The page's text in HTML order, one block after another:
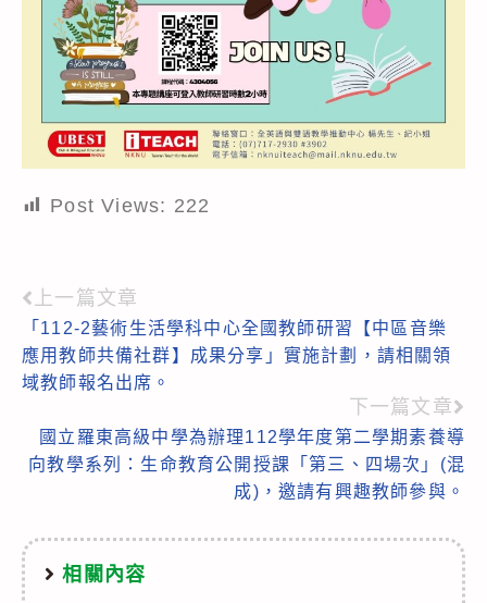
Post Views: 222
Read
more
articles
上一篇文章
「112-2藝術生活學科中心全國教師研習【中區音樂
應用教師共備社群】成果分享」實施計劃，請相關領
域教師報名出席。
下一篇文章
國立羅東高級中學為辦理112學年度第二學期素養導
向教學系列：生命教育公開授課「第三、四場次」(混
成)，邀請有興趣教師參與。
相關內容